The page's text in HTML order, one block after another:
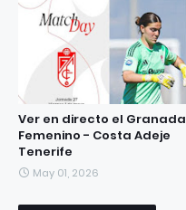
Ver en directo el Granada
Femenino - Costa Adeje
Tenerife
May 01, 2026